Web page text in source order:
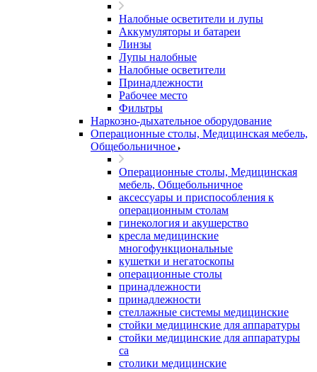
Налобные осветители и лупы
Аккумуляторы и батареи
Линзы
Лупы налобные
Налобные осветители
Принадлежности
Рабочее место
Фильтры
Наркозно-дыхательное оборудование
Операционные столы, Медицинская мебель,
Общебольничное
Операционные столы, Медицинская
мебель, Общебольничное
аксессуары и приспособления к
операционным столам
гинекология и акушерство
кресла медицинские
многофункциональные
кушетки и негатоскопы
операционные столы
принадлежности
принадлежности
стеллажные системы медицинские
стойки медицинские для аппаратуры
стойки медицинские для аппаратуры
са
столики медицинские